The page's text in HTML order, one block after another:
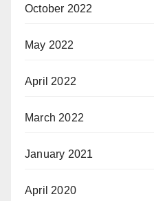
October 2022
May 2022
April 2022
March 2022
January 2021
April 2020